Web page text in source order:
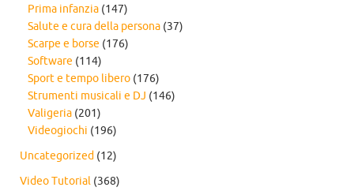
Prima infanzia (147)
Salute e cura della persona (37)
Scarpe e borse (176)
Software (114)
Sport e tempo libero (176)
Strumenti musicali e DJ (146)
Valigeria (201)
Videogiochi (196)
Uncategorized (12)
Video Tutorial (368)